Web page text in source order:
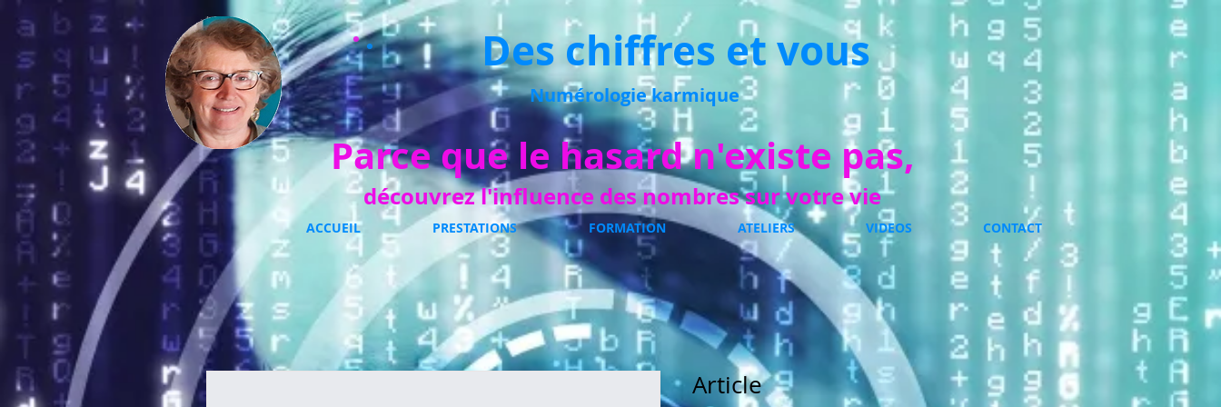
Des chiffres et vous
Numérologie karmique
Parce que le hasard n'existe pas,
découvrez l'influence des nombressur votre vie
ACCUEIL PRESTATIONS FORMATION ATELIERS VIDEOS CONTACT
Article